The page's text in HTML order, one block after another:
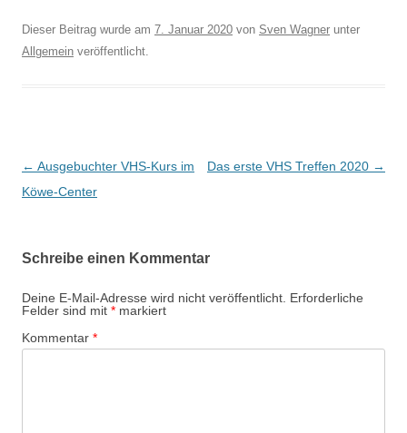
Dieser Beitrag wurde am 7. Januar 2020 von Sven Wagner unter
Allgemein veröffentlicht.
Beitragsnavigation
← Ausgebuchter VHS-Kurs im
Köwe-Center
Das erste VHS Treffen 2020 →
Schreibe einen Kommentar
Deine E-Mail-Adresse wird nicht veröffentlicht. Erforderliche
Felder sind mit * markiert
Kommentar *